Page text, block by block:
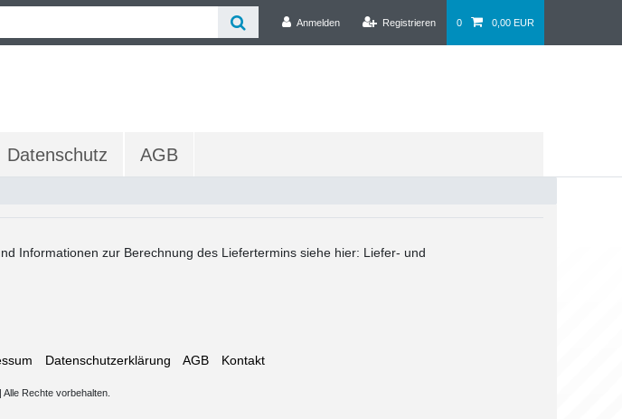
Anmelden Registrieren 0 0,00 EUR
Datenschutz AGB
Informationen zur Berechnung des Liefertermins siehe hier: Liefer- und
Daten­schutz­erklärung AGB Kontakt
Rechte vorbehalten.